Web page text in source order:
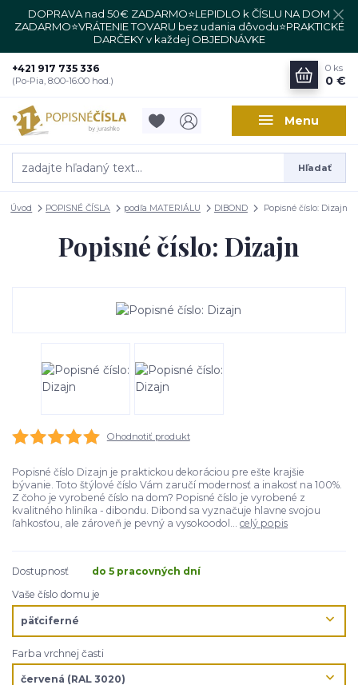
DOPRAVA nad 50€ ZADARMO⭐LEPIDLO k ČÍSLU NA DOM
ZADARMO⭐VRÁTENIE TOVARU bez udania dôvodu⭐PRAKTICKÉ
DARČEKY v každej OBJEDNÁVKE
Menu
Hľadať
+421 917 735 336
(Po-Pia, 8:00-16:00 hod.)
0 ks
0 €
Úvod POPISNÉ ČÍSLA podľa MATERIÁLU DIBOND Popisné číslo: Dizajn
Popisné číslo: Dizajn
Ohodnotiť produkt
Popisné číslo Dizajn je praktickou dekoráciou pre ešte krajšie
bývanie. Toto štýlové číslo Vám zaručí modernosť a inakosť na 100%.
Z čoho je vyrobené číslo na dom? Popisné číslo je vyrobené z
kvalitného hliníka - dibondu. Dibond sa vyznačuje hlavne svojou
ľahkosťou, ale zároveň je pevný a vysokoodol... celý popis
Dostupnosť
do 5 pracovných dní
Vaše číslo domu je
Farba vrchnej časti